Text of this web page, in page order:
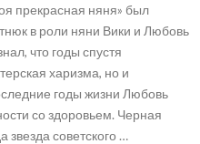
прекрасная няня» был
в роли няни Вики и Любовь
что годы спустя
харизма, но и
годы жизни Любовь
со здоровьем. Черная
звезда советского …